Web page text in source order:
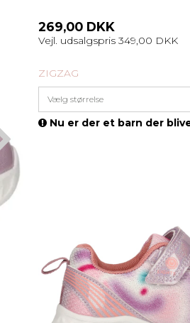
269,00 DKK
Vejl. udsalgspris 349,00 DKK
ZIGZAG
Vælg størrelse
Nu er der et barn der